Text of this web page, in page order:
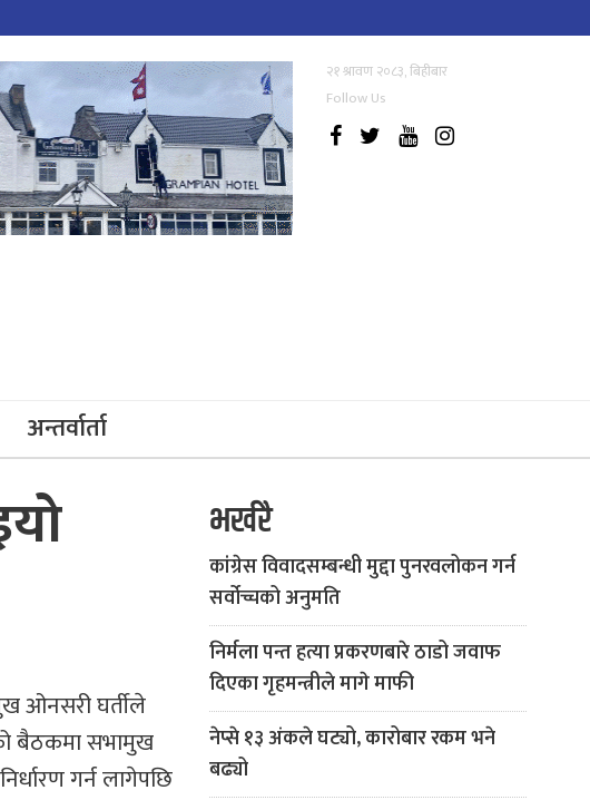
२१ श्रावण २०८३, बिहीबार
Follow Us
अन्तर्वार्ता
ओनसरी घर्तीले
बैठकमा सभामुख
गर्न लागेपछि
भर्खरै
कांग्रेस विवादसम्बन्धी मुद्दा पुनरवलोकन गर्न
सर्वोच्चको अनुमति
निर्मला पन्त हत्या प्रकरणबारे ठाडो जवाफ
दिएका गृहमन्त्रीले मागे माफी
नेप्से १३ अंकले घट्यो, कारोबार रकम भने
बढ्यो